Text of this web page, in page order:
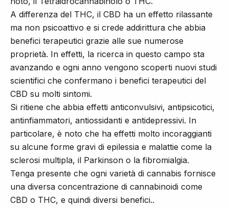
A differenza del THC, il CBD ha un effetto rilassante
ma non psicoattivo e si crede addirittura che abbia
benefici terapeutici grazie alle sue numerose
proprietà. In effetti, la ricerca in questo campo sta
avanzando e ogni anno vengono scoperti nuovi studi
scientifici che confermano i benefici terapeutici del
CBD su molti sintomi.
Si ritiene che abbia effetti anticonvulsivi, antipsicotici,
antinfiammatori, antiossidanti e antidepressivi. In
particolare, è noto che ha effetti molto incoraggianti
su alcune forme gravi di epilessia e malattie come la
sclerosi multipla, il Parkinson o la fibromialgia.
Tenga presente che ogni varietà di cannabis fornisce
una diversa concentrazione di cannabinoidi come
CBD o THC, e quindi diversi benefici..